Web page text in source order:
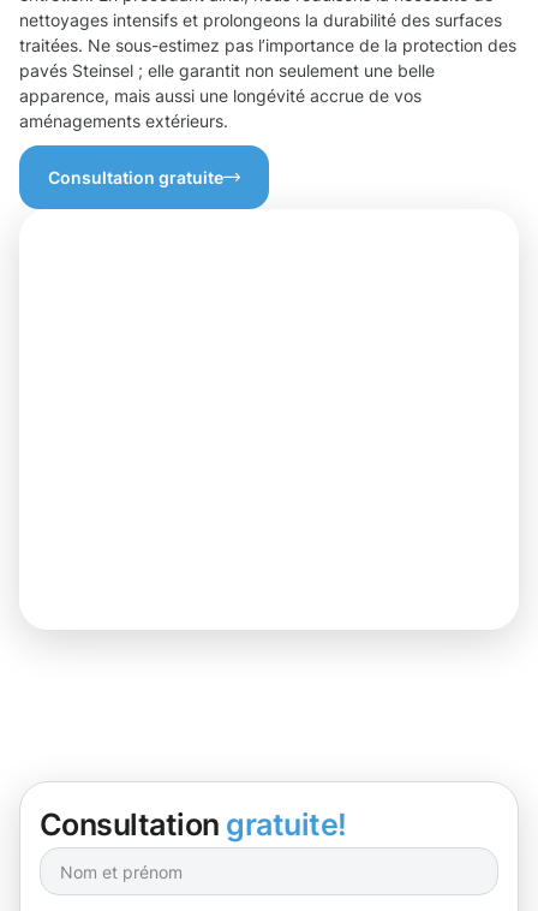
nettoyages intensifs et prolongeons la durabilité des surfaces
traitées. Ne sous-estimez pas l’importance de la protection des
pavés Steinsel ; elle garantit non seulement une belle
apparence, mais aussi une longévité accrue de vos
aménagements extérieurs.
Consultation gratuite
Consultation gratuite!